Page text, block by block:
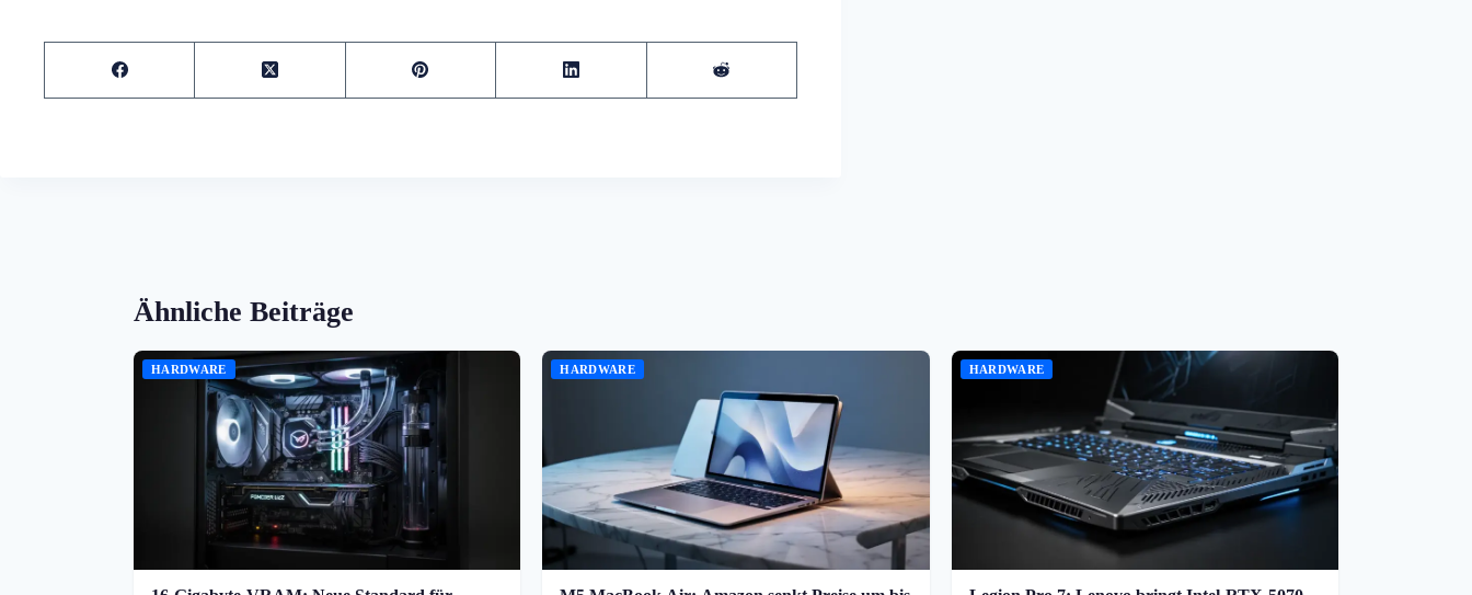
Ähnliche Beiträge
HARDWARE HARDWARE HARDWARE